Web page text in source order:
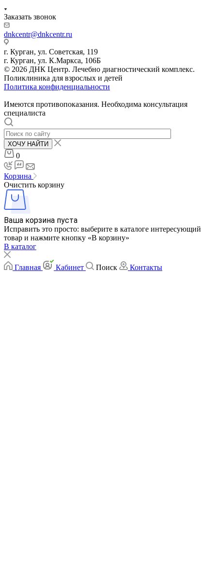
Заказать звонок
dnkcentr@dnkcentr.ru
г. Курган, ул. Советская, 119
г. Курган, ул. К.Маркса, 106Б
© 2026 ДНК Центр. Лечебно диагностический комплекс.
Поликлиника для взрослых и детей
Политика конфиденциальности
Имеются противопоказания. Необходима консультация
специалиста
ХОЧУ НАЙТИ
0
Корзина
Очистить корзину
Ваша корзина пуста
Исправить это просто: выберите в каталоге интересующий
товар и нажмите кнопку «В корзину»
В каталог
Главная Кабинет Поиск Контакты